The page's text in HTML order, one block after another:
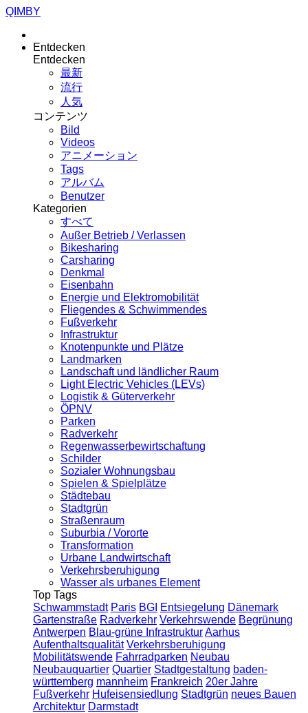
QIMBY
Entdecken
Entdecken
最新
流行
人気
コンテンツ
Bild
Videos
アニメーション
Tags
アルバム
Benutzer
Kategorien
すべて
Außer Betrieb / Verlassen
Bikesharing
Carsharing
Denkmal
Eisenbahn
Energie und Elektromobilität
Fliegendes & Schwimmendes
Fußverkehr
Infrastruktur
Knotenpunkte und Plätze
Landmarken
Landschaft und ländlicher Raum
Light Electric Vehicles (LEVs)
Logistik & Güterverkehr
ÖPNV
Parken
Radverkehr
Regenwasserbewirtschaftung
Schilder
Sozialer Wohnungsbau
Spielen & Spielplätze
Städtebau
Stadtgrün
Straßenraum
Suburbia / Vororte
Transformation
Urbane Landwirtschaft
Verkehrsberuhigung
Wasser als urbanes Element
Top Tags
Schwammstadt Paris BGI Entsiegelung Dänemark
Gartenstraße Radverkehr Verkehrswende Begrünung
Antwerpen Blau-grüne InfrastrukturAarhus
Aufenthaltsqualität Verkehrsberuhigung
Mobilitätswende Fahrradparken Neubau
Neubauquartier Quartier Stadtgestaltung baden-
württemberg mannheim Frankreich 20er Jahre
Fußverkehr Hufeisensiedlung Stadtgrün neues Bauen
Architektur Darmstadt